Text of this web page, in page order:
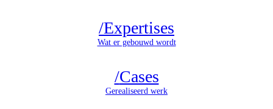
/Expertises
Wat er gebouwd wordt
/Cases
Gerealiseerd werk